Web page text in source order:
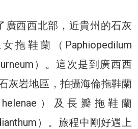
廣西西北部，近貴州的石灰
拖鞋蘭（Paphiopedilum
）。這次是到廣西西
灰岩地區，拍攝海倫拖鞋蘭
helenae）及長瓣拖鞋蘭
）。旅程中剛好遇上